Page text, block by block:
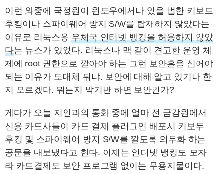
이런 와중에 국정원이 윈도우에서나 있을 법한 키보드
후킹이나 스파이웨어 방지 S/W를 탑재하지 않았다는
이유로 리눅스용 우체국 인터넷 뱅킹을 허용하지 않았
다는 뉴스가 있었다. 리눅스나 맥 같이 견고한 운영 체
제에 root 권한으로 깔아야 하는 그런 보안홀을 심어야
되는 이유가 도대체 뭐냐. 보안에 대해 알고 있기나 한
지 모르겠다. 뭐든지 막기만 하면 보안인가?
게다가 오늘 지인과의 통화 중에 얼마 전 금감원에서
신용 카드사들이 카드 결제 플러그인 배포시 키보두
후킹 및 스파이웨어 방지 S/W를 깔도록 의무화 하는
공문을 내보냈다고 한다. 이제는 인터넷 뱅킹도 모자
라 카드결제도 보안 프로그램 없이는 무용지물이다.